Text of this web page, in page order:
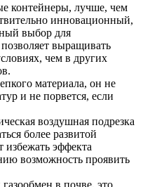
контейнеры, лучше, чем
инновационный,
выбор для
выращивать
чем в других
материала, он не
и не порвется, если
воздушная подрезка
более развитой
избежать эффекта
возможность проявить
в почве, это